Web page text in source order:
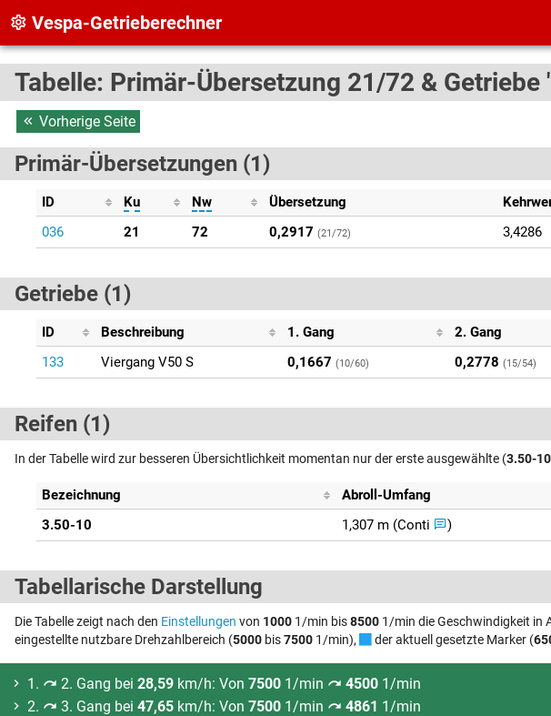
Vespa-Getrieberechner
Tabelle: Primär-Übersetzung 21/72 &
Vorherige Seite
Primär-Übersetzungen (1)
ID Ku Nw Übersetzung
036
21 72 0,2917 (21/72) 3,4286
Getriebe (1)
ID Beschreibung 1. Gang 2. Gang
133
Viergang V50 S 0,1667 (10/60) 0,2778 (15/54)
Reifen (1)
In der Tabelle wird zur besseren Übersichtlichkeit momentan nur der erste ausgewählte (3.50-10
Bezeichnung Abroll-Umfang
3.50-10
1,307 m (Conti )
Tabellarische Darstellung
Die Tabelle zeigt nach den Einstellungen von 1000 1/min bis8500 1/min die Geschwindigkeit in
eingestellte nutzbare Drehzahlbereich (5000 bis7500 1/min), der aktuell gesetzte Marker (
1. 2. Gang bei 28,59 km/h: Von 7500 1/min 4500 1/min
2.
3. Gang bei 47,65 km/h: Von 7500 1/min 4861 1/min